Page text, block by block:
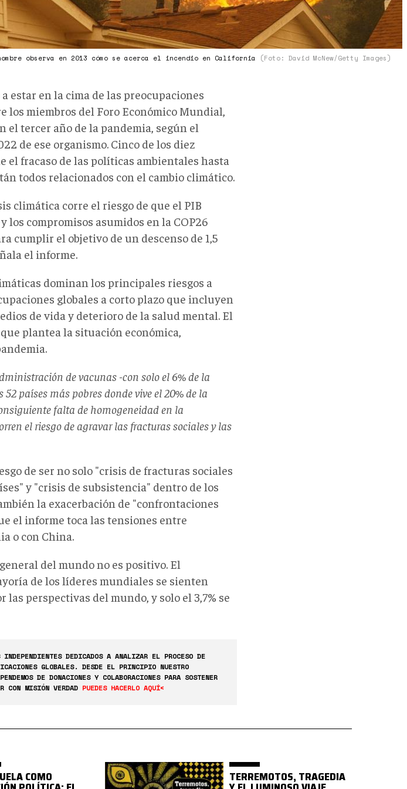
observa en 2013 cómo se acerca el incendio en California (Foto: David McNew/Getty Images)
estar en la cima de las preocupaciones
los miembros del Foro Económico Mundial,
el tercer año de la pandemia, según el
de ese organismo. Cinco de los diez
el fracaso de las políticas ambientales hasta
todos relacionados con el cambio climático.
climática corre el riesgo de que el PIB
los compromisos asumidos en la COP26
cumplir el objetivo de un descenso de 1,5
el informe.
dominan los principales riesgos a
globales a corto plazo que incluyen
de vida y deterioro de la salud mental. El
plantea la situación económica,
de vacunas -con solo el 6% de la
países más pobres donde vive el 20% de la
falta de homogeneidad en la
el riesgo de agravar las fracturas sociales y las
de ser no solo "crisis de fracturas sociales
y "crisis de subsistencia" dentro de los
la exacerbación de "confrontaciones
el informe toca las tensiones entre
o con China.
del mundo no es positivo. El
de los líderes mundiales se sienten
las perspectivas del mundo, y solo el 3,7% se
INDEPENDIENTES DEDICADOS A ANALIZAR EL PROCESO DE
GLOBALES. DESDE EL PRINCIPIO NUESTRO
DE DONACIONES Y COLABORACIONES PARA SOSTENER
CON MISIÓN VERDAD PUEDES HACERLO AQUÍ<
COMO TERREMOTOS, TRAGEDIA